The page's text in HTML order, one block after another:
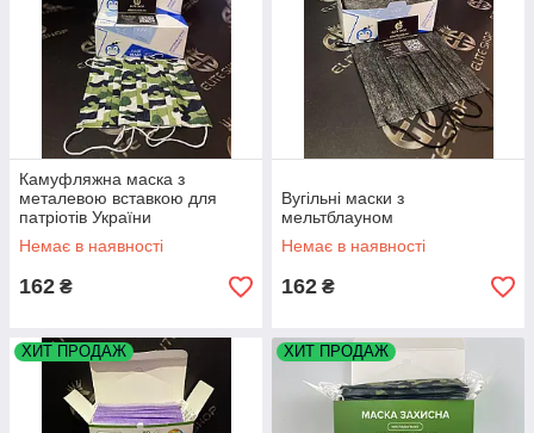
Камуфляжна маска з
металевою вставкою для
патріотів України
Немає в наявності
162 ₴
Вугільні маски з
мельтблауном
Немає в наявності
162 ₴
ХИТ ПРОДАЖ ХИТ ПРОДАЖ